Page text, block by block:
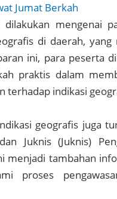
Jumat Berkah
dilakukan mengenai
di daerah,
ini, para peserta
praktis dalam
terhadap indikasi
geografis juga
Juknis (Juknis)
menjadi tambahan
proses